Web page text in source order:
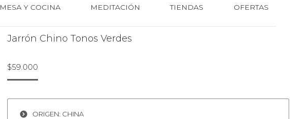
MESA Y COCINA MEDITACIÓN TIENDAS OFERTAS
Jarrón Chino Tonos Verdes
$59.000
ORIGEN: CHINA